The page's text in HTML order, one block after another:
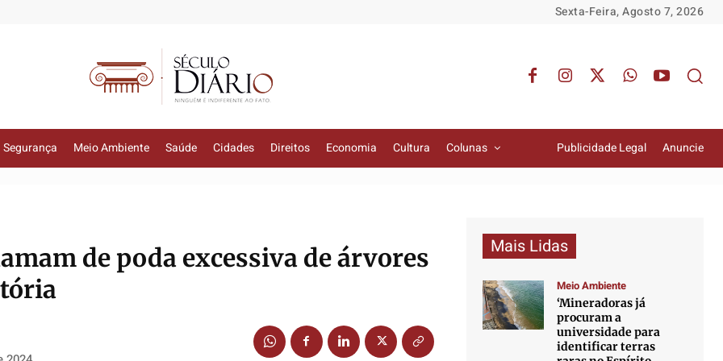
Sexta-Feira, Agosto 7, 2026
Segurança Meio Ambiente Saúde Cidades Direitos Economia Cultura Colunas Publicidade Legal Anuncie
de poda excessiva de árvores
Mais Lidas
Meio Ambiente
‘Mineradoras já
procuram a
universidade para
identificar terras